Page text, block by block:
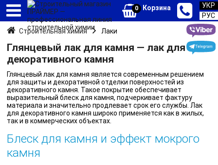
0 Корзина
УКР
РУС
Строительная химия
Лаки
Глянцевый лак для камня — лак для
декоративного камня
Глянцевый лак для камня является современным решением
для защиты и декоративной отделки поверхностей из
декоративного камня. Такое покрытие обеспечивает
выразительный блеск для камня, подчеркивает фактуру
материала и значительно продлевает срок его службы. Лак
для декоративного камня широко применяется как в жилых,
так и в коммерческих объектах.
Блеск для камня и эффект мокрого
камня